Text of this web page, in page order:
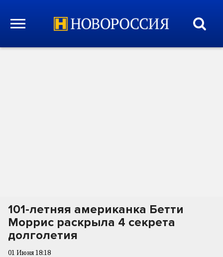
101-летняя американка Бетти
Моррис раскрыла 4 секрета
долголетия
01 Июня 18:18